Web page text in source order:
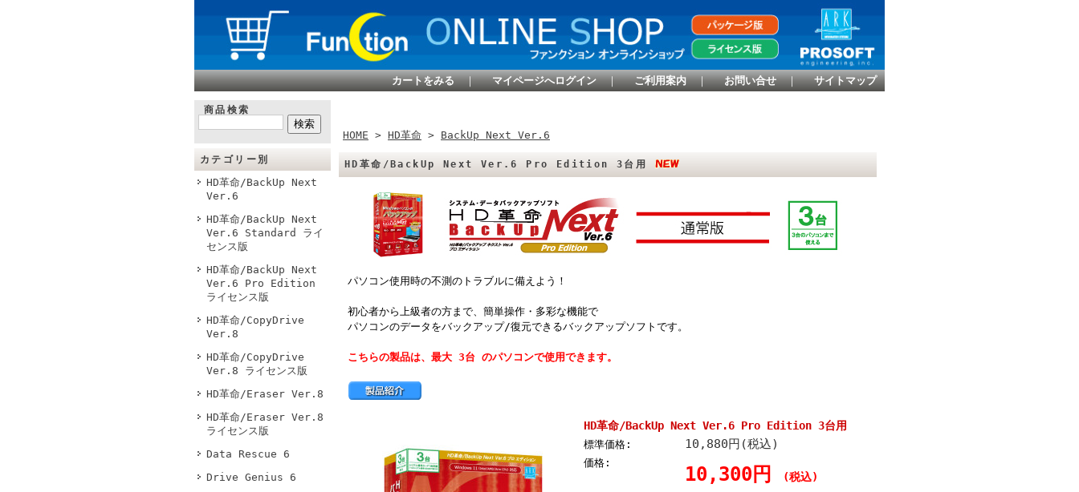
カートをみる ｜ マイページへログイン ｜ ご利用案内 ｜ お問い合せ ｜ サイトマップ
商品検索
カテゴリー別
HD革命/BackUp Next
Ver.6
HD革命/BackUp Next
Ver.6 Standard ライ
センス版
HD革命/BackUp Next
Ver.6 Pro Edition
ライセンス版
HD革命/CopyDrive
Ver.8
HD革命/CopyDrive
Ver.8 ライセンス版
HD革命/Eraser Ver.8
HD革命/Eraser Ver.8
ライセンス版
Data Rescue 6
Drive Genius 6
HOME > HD革命 > BackUp Next Ver.6
HD革命/BackUp Next Ver.6 Pro Edition 3台用
パソコン使用時の不測のトラブルに備えよう！
初心者から上級者の方まで、簡単操作・多彩な機能で
パソコンのデータをバックアップ/復元できるバックアップソフトです。
こちらの製品は、最大 3台 のパソコンで使用できます。
HD革命/BackUp Next Ver.6 Pro Edition 3台用
標準価格: 10,880円(税込)
価格:
10,300円 (税込)